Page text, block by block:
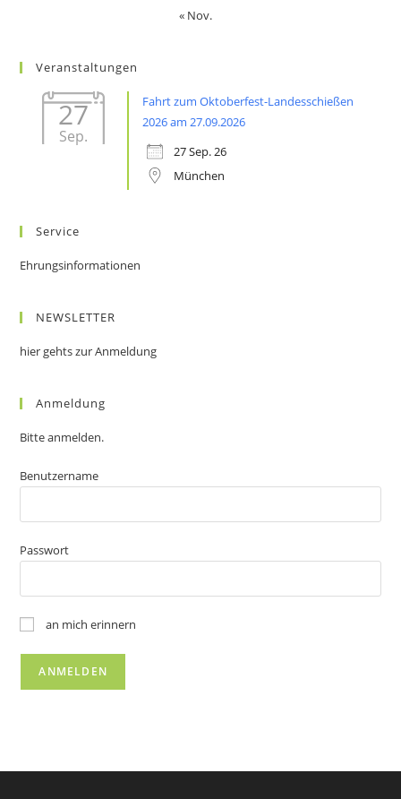
« Nov.
Veranstaltungen
27
Sep.
Fahrt zum Oktoberfest-Landesschießen
2026 am 27.09.2026
27 Sep. 26
München
Service
Ehrungsinformationen
NEWSLETTER
hier gehts zur Anmeldung
Anmeldung
Bitte anmelden.
Benutzername
Passwort
an mich erinnern